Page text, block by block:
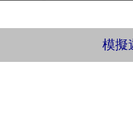
模擬